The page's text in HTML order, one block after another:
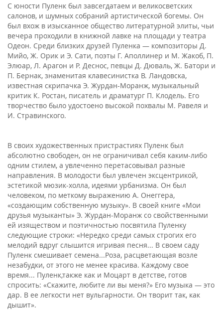
С юности Пуленк был завсегдатаем и великосветских
салонов, и шумных собраний артистической богемы. Он
был вхож в изысканное общество литературной элиты, чьи
вечера проходили в книжной лавке на площади у театра
Одеон. Среди близких друзей Пуленка — композиторы Д.
Мийо, Ж. Орик и Э. Сати, поэты Г. Аполлинер и М. Жакоб, П.
Элюар, Л. Арагон и Р. Деснос, певцы Д. Дюваль, Ж. Батори и
П. Бернак, знаменитая клавесинистка В. Ландовска,
известная скрипачка Э. Журдан-Моранж, музыкальный
критик К. Ростан, писатель и драматург П. Клодель. Его
творчество было удостоено высокой похвалы М. Равеля и
И. Стравинского.
В своих художественных пристрастиях Пуленк был
абсолютно свободен, он не ограничивал себя каким-либо
одним стилем, а увлеченно перетасовывал разные
направления. В молодости был увлечен эксцентрикой,
эстетикой мюзик-холла, идеями урбанизма. Он был
человеком, по меткому выражению А. Онеггера,
«создающим собственную музыку». В своей книге «Мои
друзья музыканты» Э. Журдан-Моранж со свойственными
ей изяществом и поэтичностью посвятила Пуленку
следующие строки: «Нередко среди самых строгих его
мелодий вдруг слышится игривая песня... В своем саду
Пуленк смешивает семена...Роза, расцветающая возле
незабудки, от этого не менее красива. Каждому свое
время... Пуленк,также как и Моцарт в детстве, готов
спросить: «Скажите, любите ли вы меня?» Его музыка — это
дар. В ее легкости нет вульгарности. Он творит так, как
дышит».